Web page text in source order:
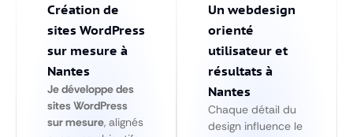
Création de
sites WordPress
sur mesure à
Nantes
Je développe des
sites WordPress
sur mesure, alignés
Un webdesign
orienté
utilisateur et
résultats à
Nantes
Chaque détail du
design influence le